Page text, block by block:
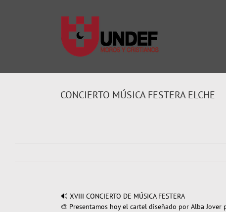
CONCIERTO MÚSICA FESTERA ELCHE
🔊 XVIII CONCIERTO DE MÚSICA FESTERA
🎨 Presentamos hoy el cartel diseñado por Alba